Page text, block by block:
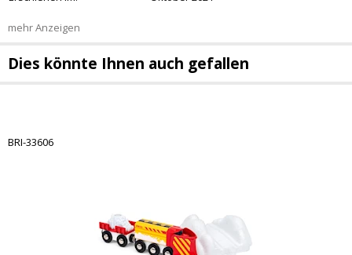
mehr Anzeigen
Dies könnte Ihnen auch gefallen
BRI-33606